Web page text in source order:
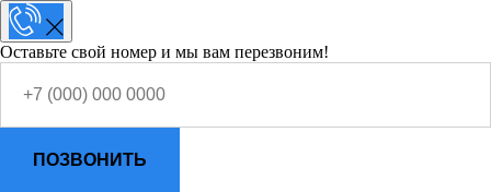
Оставьте свой номер и мы вам перезвоним!
ПОЗВОНИТЬ